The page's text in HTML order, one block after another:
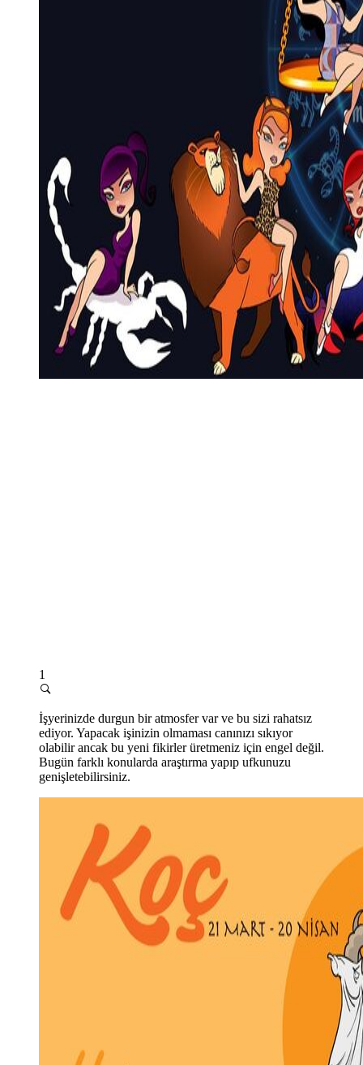
1
İşyerinizde durgun bir atmosfer var ve bu sizi rahatsız
ediyor. Yapacak işinizin olmaması canınızı sıkıyor
olabilir ancak bu yeni fikirler üretmeniz için engel değil.
Bugün farklı konularda araştırma yapıp ufkunuzu
genişletebilirsiniz.